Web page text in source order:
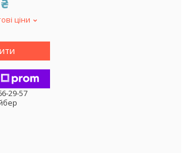
ціни
29-57